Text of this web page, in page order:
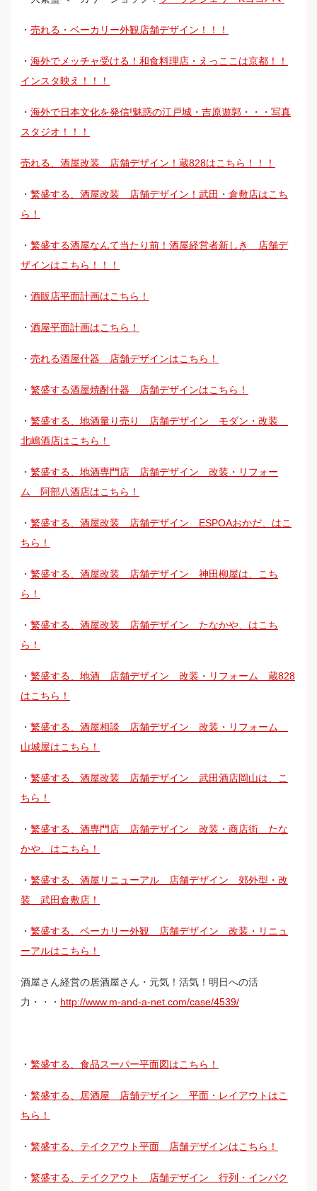
・ 売れる・ベーカリー外観店舗デザイン！！！
・ 海外でメッチャ受ける！和食料理店・えっここは京都！！
インスタ映え！！！
・ 海外で日本文化を発信!魅惑の江戸城・吉原遊郭・・・写真
スタジオ！！！
売れる、酒屋改装 店舗デザイン！蔵828はこちら！！！
・ 繁盛する、酒屋改装 店舗デザイン！武田・倉敷店はこち
ら！
・ 繁盛する酒屋なんて当たり前！酒屋経営者新しき 店舗デ
ザインはこちら！！！
・ 酒販店平面計画はこちら！
・ 酒屋平面計画はこちら！
・ 売れる酒屋什器 店舗デザインはこちら！
・ 繁盛する酒屋焼酎什器 店舗デザインはこちら！
・ 繁盛する、地酒量り売り 店舗デザイン モダン・改装
北嶋酒店はこちら！
・ 繁盛する、地酒専門店 店舗デザイン 改装・リフォー
ム 阿部八酒店はこちら！
・ 繁盛する、酒屋改装 店舗デザイン ESPOAおかだ、はこ
ちら！
・ 繁盛する、酒屋改装 店舗デザイン 神田柳屋は、こち
ら！
・ 繁盛する、酒屋改装 店舗デザイン たなかや、はこち
ら！
・ 繁盛する、地酒 店舗デザイン 改装・リフォーム 蔵828
はこちら！
・ 繁盛する、酒屋相談 店舗デザイン 改装・リフォーム
山城屋はこちら！
・ 繁盛する、酒屋改装 店舗デザイン 武田酒店岡山は、こ
ちら！
・ 繁盛する、酒専門店 店舗デザイン 改装・商店街 たな
かや、はこちら！
・ 繁盛する、酒屋リニューアル 店舗デザイン 郊外型・改
装 武田倉敷店！
・ 繁盛する、ベーカリー外観 店舗デザイン 改装・リニュ
ーアルはこちら！
酒屋さん経営の居酒屋さん・元気！活気！明日への活
力・・・ http://www.m-and-a-net.com/case/4539/
・ 繁盛する、食品スーパー平面図はこちら！
・ 繁盛する、居酒屋 店舗デザイン 平面・レイアウトはこ
ちら！
・ 繁盛する、テイクアウト平面 店舗デザインはこちら！
・ 繁盛する、テイクアウト 店舗デザイン 行列・インパク